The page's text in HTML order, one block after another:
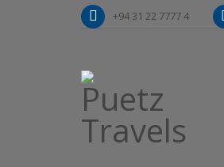
+94 31 22 7777 4